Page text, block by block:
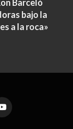
Barceló
bajo la
a la roca»
YouTube